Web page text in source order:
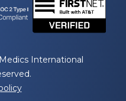
International